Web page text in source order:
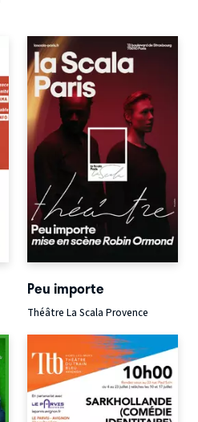
Peu importe
Théâtre La Scala Provence